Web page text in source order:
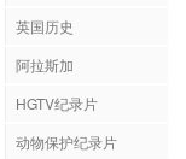
英国历史
阿拉斯加
HGTV纪录片
动物保护纪录片